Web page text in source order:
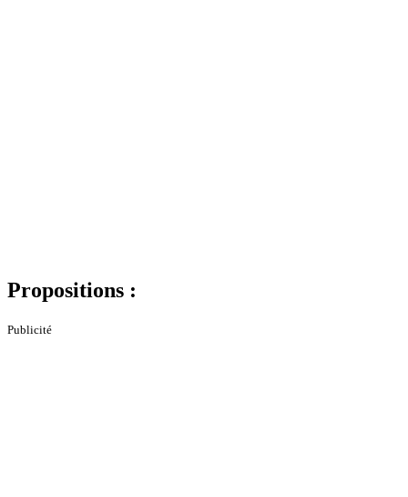
Propositions :
Publicité